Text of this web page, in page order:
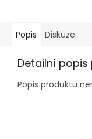
Popis Diskuze
Detailní
Popis produktu
Z